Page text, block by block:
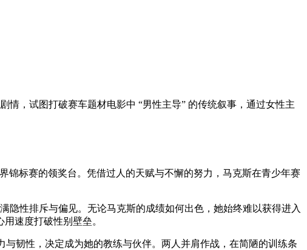
情，试图打破赛车题材电影中 “男性主导” 的传统叙事，通过女性主
锦标赛的领奖台。凭借过人的天赋与不懈的努力，马克斯在青少年赛
性排斥与偏见。无论马克斯的成绩如何出色，她始终难以获得进入
速度打破性别壁垒。
韧性，决定成为她的教练与伙伴。两人并肩作战，在简陋的训练条